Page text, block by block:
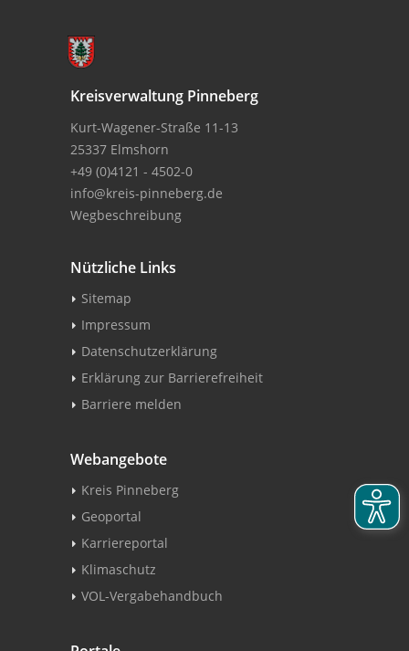
Kreisverwaltung Pinneberg
Kurt-Wagener-Straße 11-13
25337 Elmshorn
+49 (0)4121 - 4502-0
info@kreis-pinneberg.de
Wegbeschreibung
Nützliche Links
Sitemap
Impressum
Datenschutzerklärung
Erklärung zur Barrierefreiheit
Barriere melden
Webangebote
Kreis Pinneberg
Geoportal
Karriereportal
Klimaschutz
VOL-Vergabehandbuch